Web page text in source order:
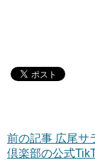
前の記事 広尾サ
倶楽部の公式